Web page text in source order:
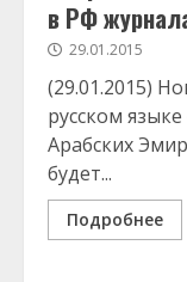
в РФ
29.01.2015
(29.01.2015)
русском
Арабских
будет...
Подробнее